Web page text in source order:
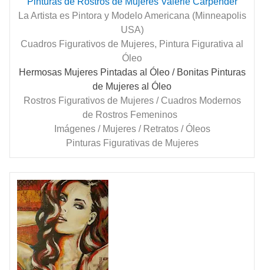
La Artista es Pintora y Modelo Americana (Minneapolis
USA)
Cuadros Figurativos de Mujeres, Pintura Figurativa al
Óleo
Hermosas Mujeres Pintadas al Óleo/ Bonitas Pinturas
de Mujeres al Óleo
Rostros Figurativos de Mujeres / Cuadros Modernos
de Rostros Femeninos
Imágenes / Mujeres / Retratos / Óleos
Pinturas Figurativas de Mujeres